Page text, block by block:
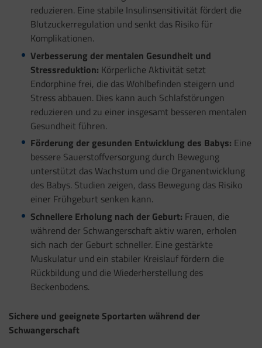
reduzieren. Eine stabile Insulinsensitivität fördert die
Blutzuckerregulation und senkt das Risiko für
Komplikationen.
Verbesserung der mentalen Gesundheit und
Stressreduktion: Körperliche Aktivität setzt
Endorphine frei, die das Wohlbefinden steigern und
Stress abbauen. Dies kann auch Schlafstörungen
reduzieren und zu einer insgesamt besseren mentalen
Gesundheit führen.
Förderung der gesunden Entwicklung des Babys: Eine
bessere Sauerstoffversorgung durch Bewegung
unterstützt das Wachstum und die Organentwicklung
des Babys. Studien zeigen, dass Bewegung das Risiko
einer Frühgeburt senken kann.
Schnellere Erholung nach der Geburt: Frauen, die
während der Schwangerschaft aktiv waren, erholen
sich nach der Geburt schneller. Eine gestärkte
Muskulatur und ein stabiler Kreislauf fördern die
Rückbildung und die Wiederherstellung des
Beckenbodens.
Sichere und geeignete Sportarten während der
Schwangerschaft